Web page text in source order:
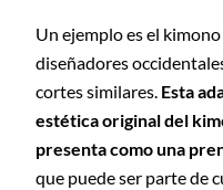
Un ejemplo es el
diseñadores
cortes similares. Esta
estética original del
presenta como una
que puede ser parte de